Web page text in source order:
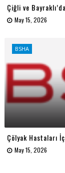
Çiğli ve
May 15, 2026
BSHA
Çölyak Hastaları
May 15, 2026